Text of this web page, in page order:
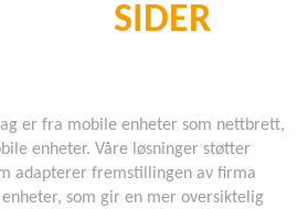
SIDER
er fra mobile enheter som nettbrett,
enheter. Våre løsninger støtter
adapterer fremstillingen av firma
som gir en mer oversiktelig